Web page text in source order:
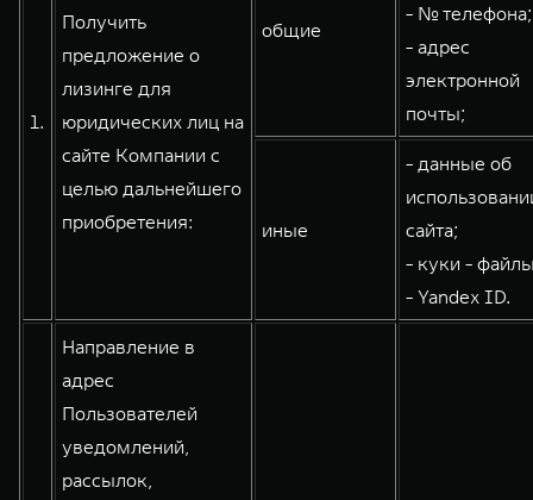
WEY 80
Масштаб возможностей
от 6 449 000 ₽
WEY 80 Лаундж
от 8 099 000 ₽
1.
Получить
предложение о
лизинге для
юридических лиц на
сайте Компании с
целью дальнейшего
приобретения:
общие
- № телефона;
- адрес
электронной
почты;
иные
- данные об
сайта;
- куки -
- Yandex ID.
Направление в
адрес
Пользователей
уведомлений,
рассылок,